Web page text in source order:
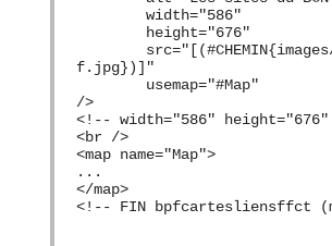
width="586"
height="676"
src="[(#CHEMIN{images/
f.jpg})]"
usemap="#Map"
/>
<!-- width="586"
<br />
<map name="Map">
...
</map>